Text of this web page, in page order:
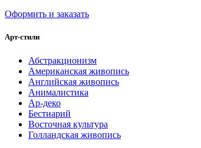
Оформить и заказать
Арт-стили
Абстракционизм
Американская живопись
Английская живопись
Анималистика
Ар-деко
Бестиарий
Восточная культура
Голландская живопись